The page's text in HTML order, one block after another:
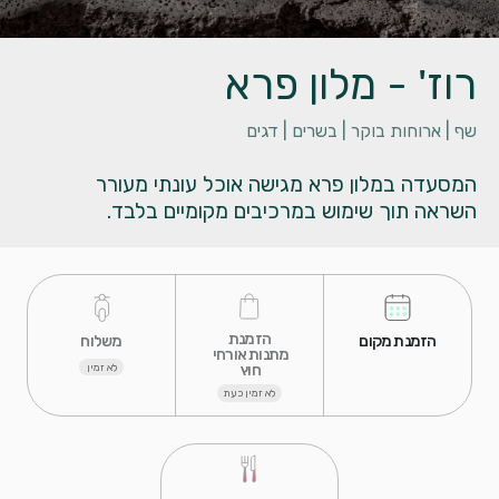
רוז' - מלון פרא
שף | ארוחות בוקר | בשרים | דגים
המסעדה במלון פרא מגישה אוכל עונתי מעורר
השראה תוך שימוש במרכיבים מקומיים בלבד.
הזמנת
מתנות אורחי
חוץ
לא זמין כעת
לא זמין